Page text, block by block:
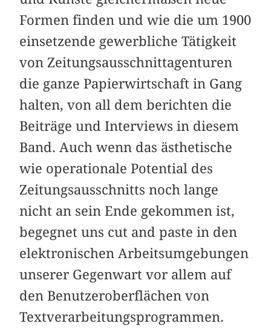
Formen finden und wie die um 1900
einsetzende gewerbliche Tätigkeit
von Zeitungsausschnittagenturen
die ganze Papierwirtschaft in Gang
halten, von all dem berichten die
Beiträge und Interviews in diesem
Band. Auch wenn das ästhetische
wie operationale Potential des
Zeitungsausschnitts noch lange
nicht an sein Ende gekommen ist,
begegnet uns cut and paste in den
elektronischen Arbeitsumgebungen
unserer Gegenwart vor allem auf
den Benutzeroberflächen von
Textverarbeitungsprogrammen.